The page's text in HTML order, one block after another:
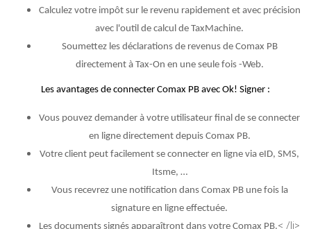
Calculez votre impôt sur le revenu rapidement et avec précision
avec l'outil de calcul de TaxMachine.
Soumettez les déclarations de revenus de Comax PB
directement à Tax-On en une seule fois -Web.
Les avantages de connecter Comax PB avec Ok! Signer :
Vous pouvez demander à votre utilisateur final de se connecter
en ligne directement depuis Comax PB.
Votre client peut facilement se connecter en ligne via eID, SMS,
Itsme, …
Vous recevrez une notification dans Comax PB une fois la
signature en ligne effectuée.
Les documents signés apparaîtront dans votre Comax PB.< /li>